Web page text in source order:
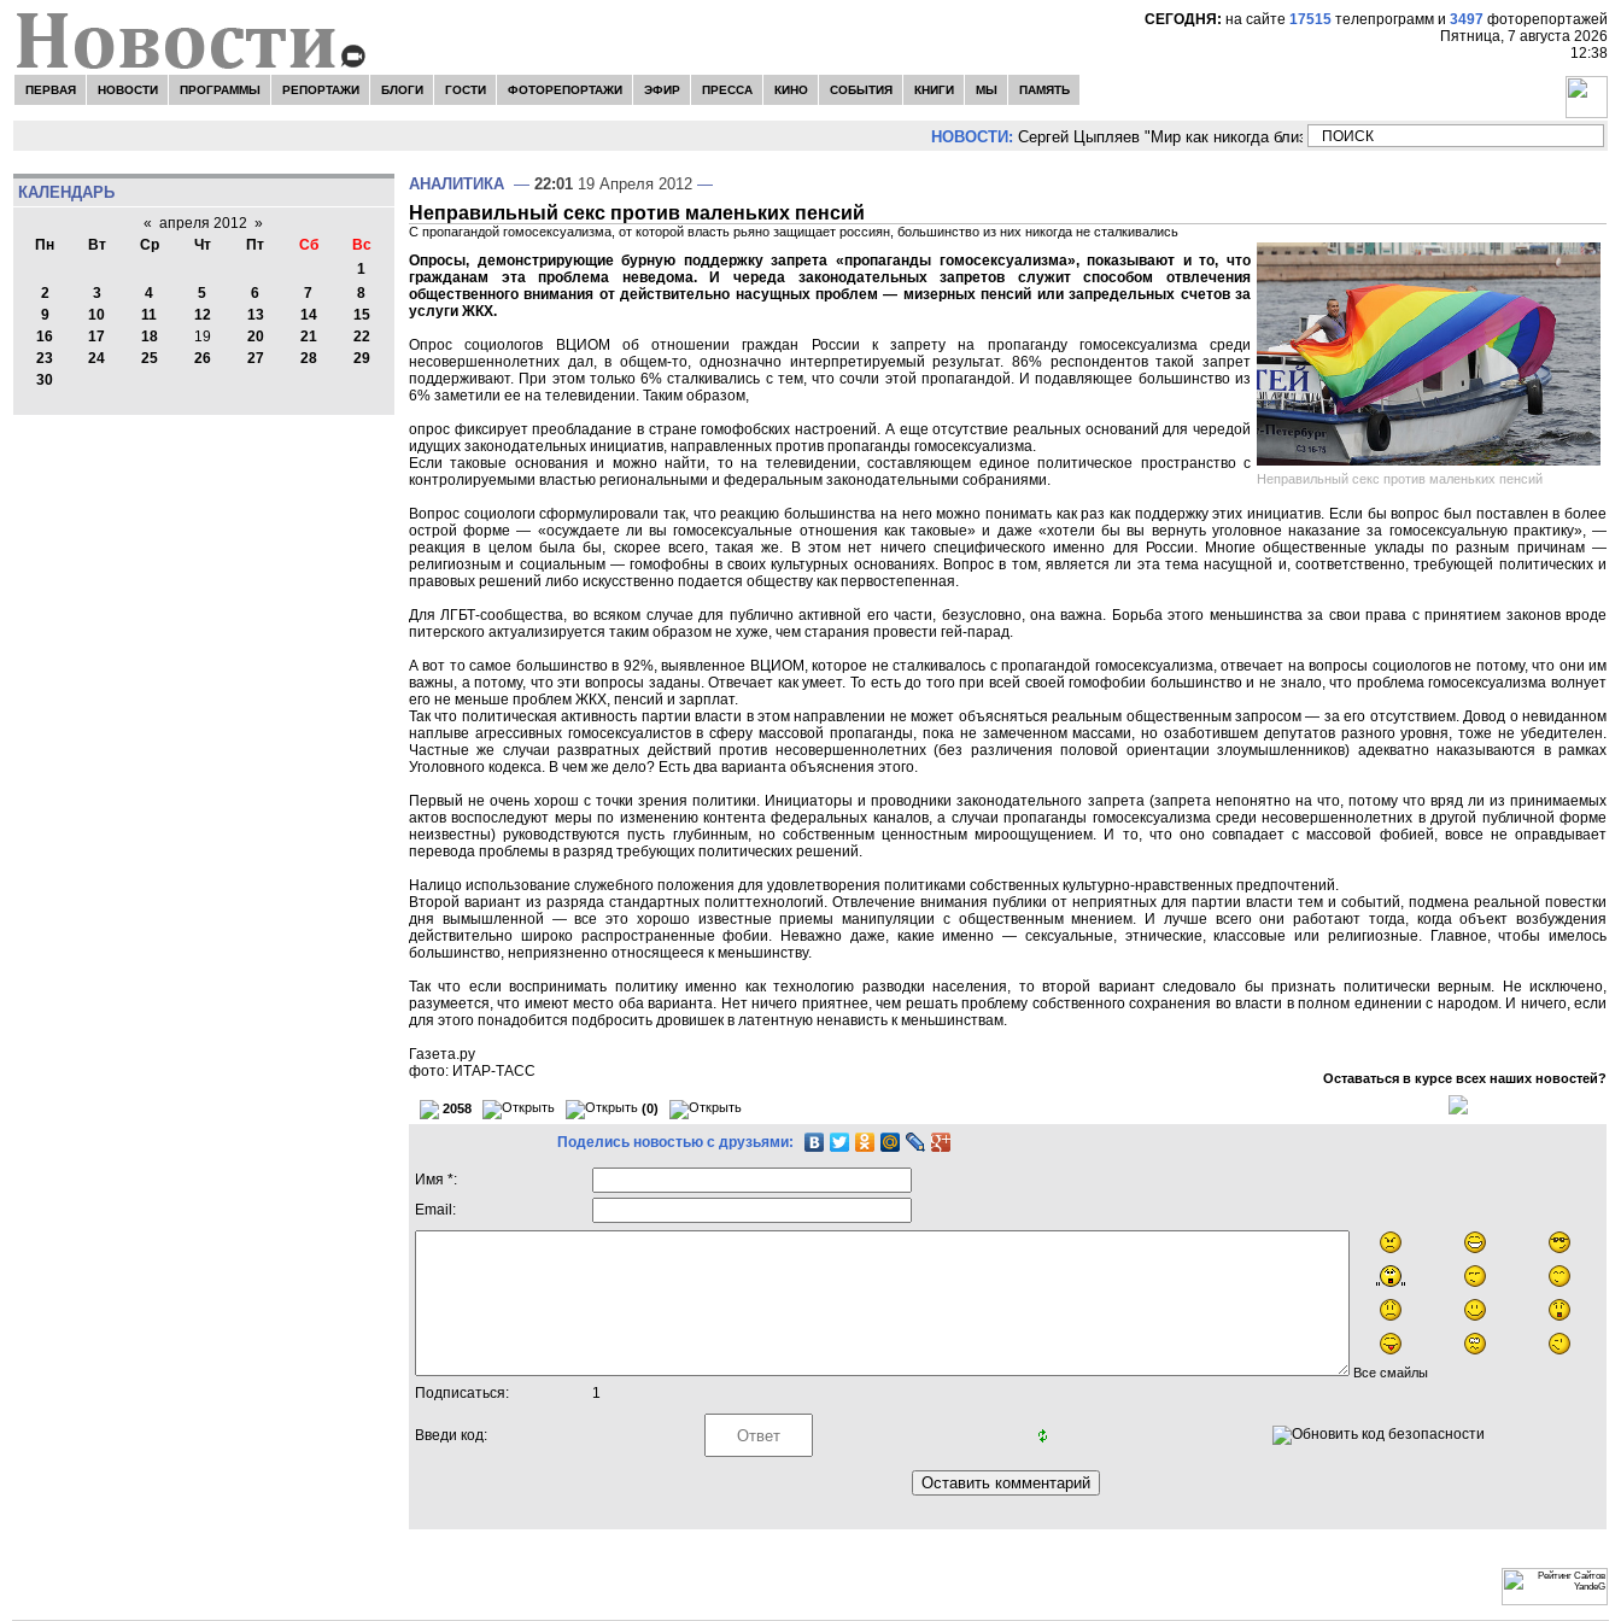
СЕГОДНЯ: на сайте 17515 телепрограмм и 3497 фоторепортажей
Пятница, 7 августа 2026
12:38
ПЕРВАЯ НОВОСТИ ПРОГРАММЫ РЕПОРТАЖИ БЛОГИ ГОСТИ ФОТОРЕПОРТАЖИ ЭФИР ПРЕССА КИНО СОБЫТИЯ КНИГИ МЫ ПАМЯТЬ
НОВОСТИ: Сергей Цыпляев "Мир как никогда близко стоит к угрозе третьей мировой войны"
КАЛЕНДАРЬ
« апреля 2012 »
Пн
Вт Ср Чт Пт Сб
Вс
1
2
3 4 5 6 7
8
9
10 11 12 13 14
15
16
17 18 19 20 21
22
23
24 25 26 27 28
29
30
АНАЛИТИКА — 22:01 19 Апреля 2012 —
Неправильный секс против маленьких пенсий
С пропагандой гомосексуализма, от которой власть рьяно защищает россиян, большинство из них никогда не сталкивались
Неправильный секс против маленьких пенсий
Опросы, демонстрирующие бурную поддержку запрета «пропаганды гомосексуализма», показывают и то, что
гражданам эта проблема неведома. И череда законодательных запретов служит способом отвлечения
общественного внимания от действительно насущных проблем — мизерных пенсий или запредельных счетов за
услуги ЖКХ.
Опрос социологов ВЦИОМ об отношении граждан России к запрету на пропаганду гомосексуализма среди
несовершеннолетних дал, в общем-то, однозначно интерпретируемый результат. 86% респондентов такой запрет
поддерживают. При этом только 6% сталкивались с тем, что сочли этой пропагандой. И подавляющее большинство из
6% заметили ее на телевидении. Таким образом,
опрос фиксирует преобладание в стране гомофобских настроений. А еще отсутствие реальных оснований для чередой
идущих законодательных инициатив, направленных против пропаганды гомосексуализма.
Если таковые основания и можно найти, то на телевидении, составляющем единое политическое пространство с
контролируемыми властью региональными и федеральным законодательными собраниями.
Вопрос социологи сформулировали так, что реакцию большинства на него можно понимать как раз как поддержку этих инициатив. Если бы вопрос был поставлен в более
острой форме — «осуждаете ли вы гомосексуальные отношения как таковые» и даже «хотели бы вы вернуть уголовное наказание за гомосексуальную практику», —
реакция в целом была бы, скорее всего, такая же. В этом нет ничего специфического именно для России. Многие общественные уклады по разным причинам —
религиозным и социальным — гомофобны в своих культурных основаниях. Вопрос в том, является ли эта тема насущной и, соответственно, требующей политических и
правовых решений либо искусственно подается обществу как первостепенная.
Для ЛГБТ-сообщества, во всяком случае для публично активной его части, безусловно, она важна. Борьба этого меньшинства за свои права с принятием законов вроде
питерского актуализируется таким образом не хуже, чем старания провести гей-парад.
А вот то самое большинство в 92%, выявленное ВЦИОМ, которое не сталкивалось с пропагандой гомосексуализма, отвечает на вопросы социологов не потому, что они им
важны, а потому, что эти вопросы заданы. Отвечает как умеет. То есть до того при всей своей гомофобии большинство и не знало, что проблема гомосексуализма волнует
его не меньше проблем ЖКХ, пенсий и зарплат.
Так что политическая активность партии власти в этом направлении не может объясняться реальным общественным запросом — за его отсутствием. Довод о невиданном
наплыве агрессивных гомосексуалистов в сферу массовой пропаганды, пока не замеченном массами, но озаботившем депутатов разного уровня, тоже не убедителен.
Частные же случаи развратных действий против несовершеннолетних (без различения половой ориентации злоумышленников) адекватно наказываются в рамках
Уголовного кодекса. В чем же дело? Есть два варианта объяснения этого.
Первый не очень хорош с точки зрения политики. Инициаторы и проводники законодательного запрета (запрета непонятно на что, потому что вряд ли из принимаемых
актов воспоследуют меры по изменению контента федеральных каналов, а случаи пропаганды гомосексуализма среди несовершеннолетних в другой публичной форме
неизвестны) руководствуются пусть глубинным, но собственным ценностным мироощущением. И то, что оно совпадает с массовой фобией, вовсе не оправдывает
перевода проблемы в разряд требующих политических решений.
Налицо использование служебного положения для удовлетворения политиками собственных культурно-нравственных предпочтений.
Второй вариант из разряда стандартных политтехнологий. Отвлечение внимания публики от неприятных для партии власти тем и событий, подмена реальной повестки
дня вымышленной — все это хорошо известные приемы манипуляции с общественным мнением. И лучше всего они работают тогда, когда объект возбуждения
действительно широко распространенные фобии. Неважно даже, какие именно — сексуальные, этнические, классовые или религиозные. Главное, чтобы имелось
большинство, неприязненно относящееся к меньшинству.
Так что если воспринимать политику именно как технологию разводки населения, то второй вариант следовало бы признать политически верным. Не исключено,
разумеется, что имеют место оба варианта. Нет ничего приятнее, чем решать проблему собственного сохранения во власти в полном единении с народом. И ничего, если
для этого понадобится подбросить дровишек в латентную ненависть к меньшинствам.
Газета.ру
фото: ИТАР-ТАСС
Оставаться в курсе всех наших новостей?
2058 (0)
Поделись новостью с друзьями:
Имя *:
Email:
Все смайлы
Подписаться: 1
Введи код: